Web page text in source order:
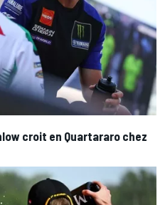
croit en Quartararo chez